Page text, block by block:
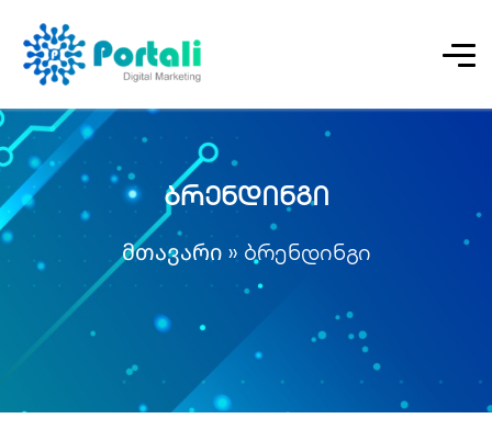
ბრენდინგი
მთავარი» ბრენდინგი